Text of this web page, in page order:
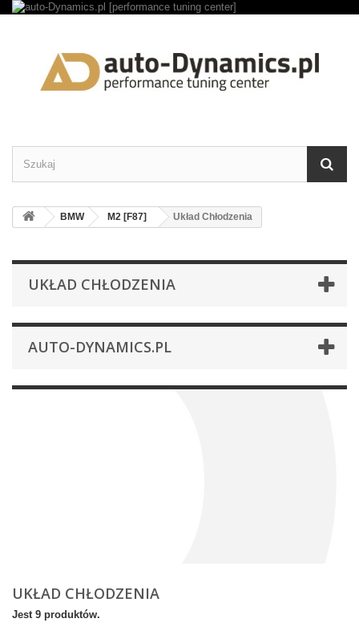
BMW M2 [F87] Układ Chłodzenia
UKŁAD CHŁODZENIA
AUTO-DYNAMICS.PL
UKŁAD CHŁODZENIA
Jest 9 produktów.